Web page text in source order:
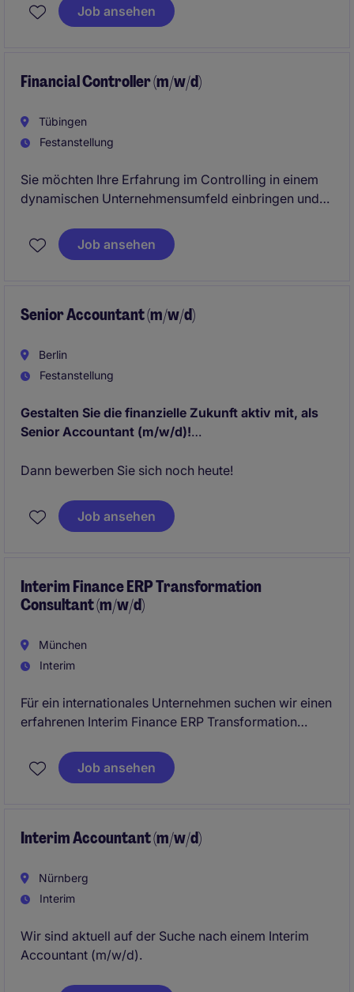
Unternehmensgruppe. Bring deine Finance-
Expertise, Ihre digitale Affinität und Ihren
Job ansehen
Financial Controller (m/w/d)
Tübingen
Festanstellung
Sie möchten Ihre Erfahrung im Controlling in einem
dynamischen Unternehmensumfeld einbringen und
dieser Position verantworten Sie Analysen,
Reportings und Forecasts und unterstützen das
Job ansehen
Senior Accountant (m/w/d)
Berlin
Festanstellung
Gestalten Sie die finanzielle Zukunft aktiv mit, als
Senior Accountant (m/w/d)!
Sie lieben Zahlen, Optimierung und fundierte
Genauigkeit, Integrität und Weiterentwicklung sind
für Sie mehr als nur Schlagworte?
Dann bewerben Sie sich noch heute!
Job ansehen
Interim Finance ERP Transformation
Consultant (m/w/d)
München
Interim
Für ein internationales Unternehmen suchen wir einen
erfahrenen Interim Finance ERP Transformation
Vorbereitung einer ERP-Systemumstellung.
Job ansehen
Interim Accountant (m/w/d)
Nürnberg
Interim
Wir sind aktuell auf der Suche nach einem Interim
Accountant (m/w/d).